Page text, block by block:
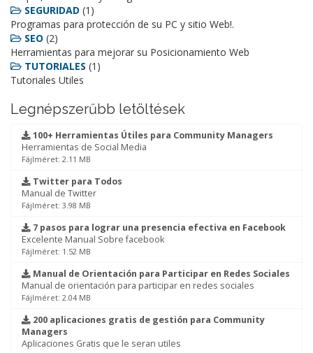
SEGURIDAD (1)
Programas para protección de su PC y sitio Web!.
SEO (2)
Herramientas para mejorar su Posicionamiento Web
TUTORIALES (1)
Tutoriales Utiles
Legnépszerűbb letöltések
100+ Herramientas Útiles para Community Managers
Herramientas de Social Media
Fájlméret: 2.11 MB
Twitter para Todos
Manual de Twitter
Fájlméret: 3.98 MB
7 pasos para lograr una presencia efectiva en Facebook
Excelente Manual Sobre facebook
Fájlméret: 1.52 MB
Manual de Orientación para Participar en Redes Sociales
Manual de orientación para participar en redes sociales
Fájlméret: 2.04 MB
200 aplicaciones gratis de gestión para Community
Managers
Aplicaciones Gratis que le seran utiles